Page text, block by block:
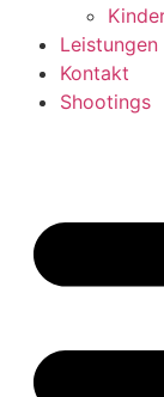
Leistungen
Kontakt
Shootings